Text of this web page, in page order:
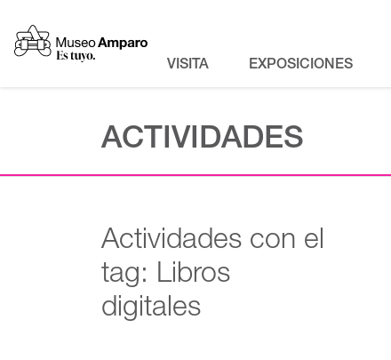
VISITA EXPOSICIONES
ACTIVIDADES
Actividades con el
tag: Libros
digitales